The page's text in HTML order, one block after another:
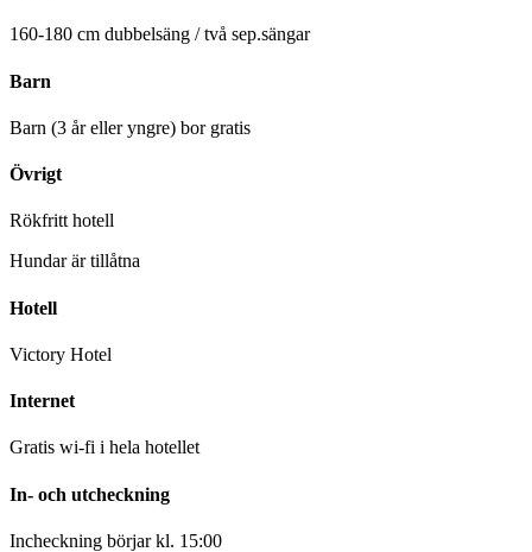
160-180 cm dubbelsäng / två sep.sängar
Barn
Barn (3 år eller yngre) bor gratis
Övrigt
Rökfritt hotell
Hundar är tillåtna
Hotell
Victory Hotel
Internet
Gratis wi-fi i hela hotellet
In- och utcheckning
Incheckning börjar kl. 15:00